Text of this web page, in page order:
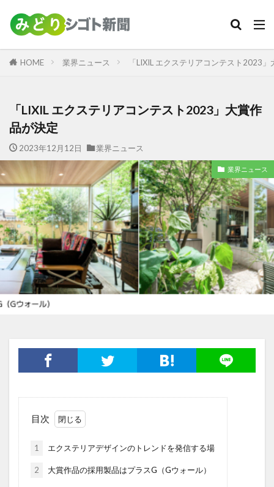
HOME 業界ニュース 「LIXIL エクステリアコンテスト2023
「LIXIL エクステリアコンテスト2023」大賞作
品が決定
2023年12月12日 業界ニュース
業界ニュース
目次
1 エクステリアデザインのトレンドを発信する場
2 大賞作品の採用製品はプラスG（Gウォール）
カテゴリー